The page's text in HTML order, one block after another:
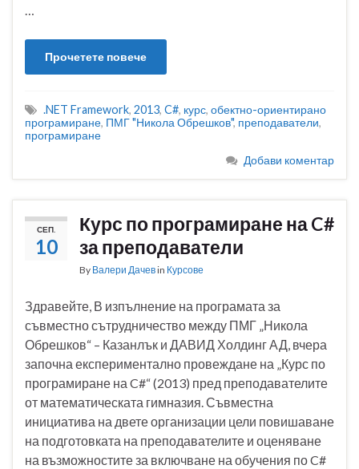
…
Прочетете повече
.NET Framework, 2013, C#, курс, обектно-ориентирано
програмиране, ПМГ "Никола Обрешков", преподаватели,
програмиране
Добави коментар
СЕП.
10
Курс по програмиране на C#
за преподаватели
By Валери Дачевin Курсове
Здравейте, В изпълнение на програмата за
съвместно сътрудничество между ПМГ „Никола
Обрешков“ – Казанлък и ДАВИД Холдинг АД, вчера
започна експериментално провеждане на „Курс по
програмиране на C#“ (2013) пред преподавателите
от математическата гимназия. Съвместна
инициатива на двете организации цели повишаване
на подготовката на преподавателите и оценяване
на възможностите за включване на обучения по C#